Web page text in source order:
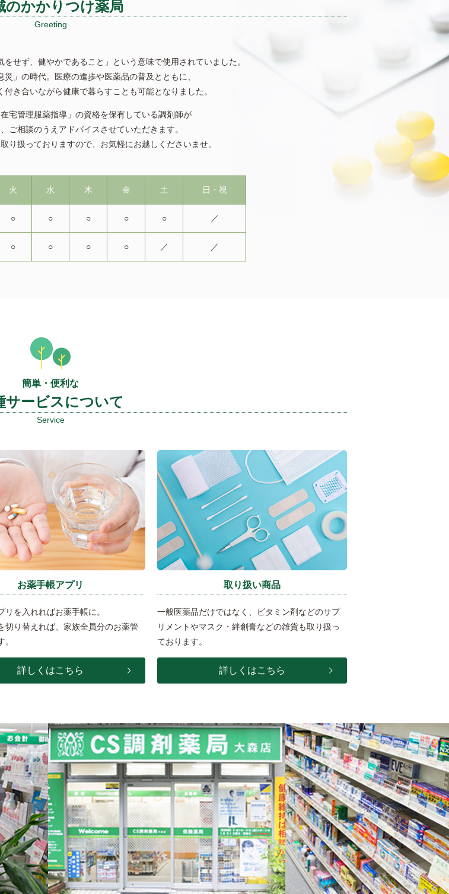
のかかりつけ薬局
Greeting
せず、健やかであること」という意味で使用されていました。
災」の時代。医療の進歩や医薬品の普及とともに、
き合いながら健康で暮らすことも可能となりました。
在宅管理服薬指導」の資格を保有している調剤師が
ご相談のうえアドバイスさせていただきます。
り扱っておりますので、お気軽にお越しくださいませ。
火 水 木 金 土 日・祝
○ ○ ○ ○ ○ ／
○ ○ ○ ○ ／ ／
簡単・便利な
サービスについて
Service
お薬手帳アプリ
リを入れればお薬手帳に。
切り替えれば、家族全員分のお薬管
詳しくはこちら
取り扱い商品
一般医薬品だけではなく、ビタミン剤などのサプ
リメントやマスク・絆創膏などの雑貨も取り扱っ
ております。
詳しくはこちら